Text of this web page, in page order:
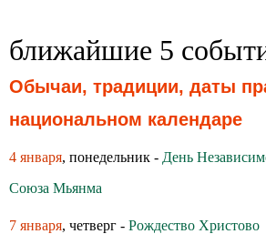
ближайшие 5
Обычаи, традиции, даты
национальном календаре
4 января, понедельник - День
Союза Мьянма
7 января, четверг - Рождество Христово